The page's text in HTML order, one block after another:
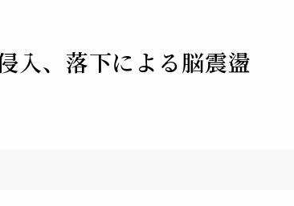
入、落下による脳震盪